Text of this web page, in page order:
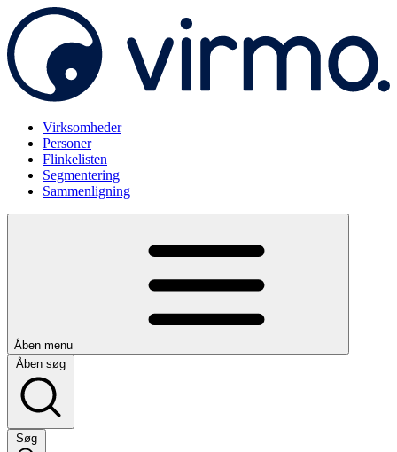
Virksomheder
Personer
Flinkelisten
Segmentering
Sammenligning
Åben menu
Åben søg
Søg